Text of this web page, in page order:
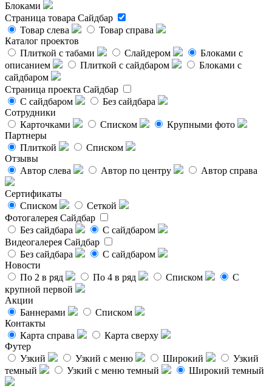
Блоками
Страница товара Сайдбар
Товар слева
Товар справа
Каталог проектов
Плиткой с табами
Слайдером
Блоками с
описанием
Плиткой с сайдбаром
Блоками с
сайдбаром
Страница проекта Сайдбар
С сайдбаром
Без сайдбара
Сотрудники
Карточками
Списком
Крупными фото
Партнеры
Плиткой
Списком
Отзывы
Автор слева
Автор по центру Автор справа
Сертификаты
Списком
Сеткой
Фотогалерея Сайдбар
Без сайдбара
С сайдбаром
Видеогалерея Сайдбар
Без сайдбара
С сайдбаром
Новости
По 2 в ряд
По 4 в ряд Списком
С
крупной первой
Акции
Баннерами
Списком
Контакты
Карта справа
Карта сверху
Футер
Узкий
Узкий с меню Широкий
Узкий
темный
Узкий с меню темный Широкий темный